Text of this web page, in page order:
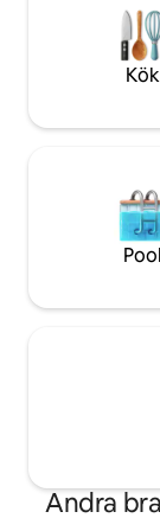
medvetna
verkliga värdet
vara
Kök
Pool
Andra